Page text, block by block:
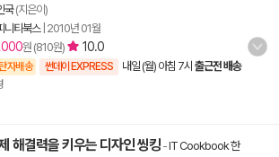
국(지은이)
니티북스| 2010년 01월
원 (810원) 10.0
자배송 썬데이 EXPRESS 내일 (월) 아침 7시 출근전 배송
해결력을 키우는 디자인 씽킹 -IT Cookbook 한